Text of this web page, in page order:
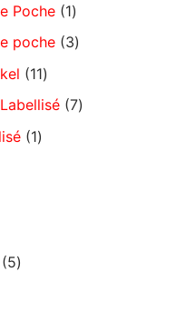
Poche 1
poche 3
11
7
1
5